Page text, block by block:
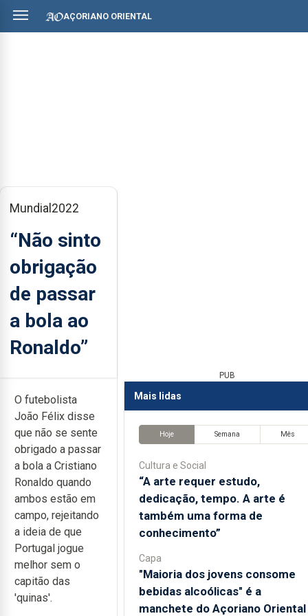
AÇORIANO ORIENTAL
Mundial2022
“Não sinto
obrigação
de passar
a bola ao
Ronaldo”
O futebolista
João Félix disse
que não se sente
obrigado a passar
a bola a Cristiano
Ronaldo quando
ambos estão em
campo, rejeitando
a ideia de que
Portugal jogue
melhor sem o
capitão das
'quinas'.
PUB
Mais lidas
Hoje Semana Mês
Cultura e Social
“A arte requer estudo,
dedicação, tempo. A arte é
também uma forma de
conhecimento”
Capa
"Maioria dos jovens consome
bebidas alcoólicas" é a
manchete do Açoriano Oriental